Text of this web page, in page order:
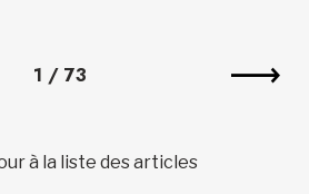
1 / 73
à la liste des articles